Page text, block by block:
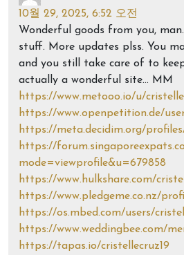
10월 29, 2025, 6:52 오전
Wonderful goods from you,
stuff. More updates plss. You
and you still take care of to
actually a wonderful site… MM
https://www.metooo.io/u/
https://www.openpetition.de/
https://meta.decidim.org/
https://
mode=viewprofile&u=679858
https://www.hulkshare.com/
https://www.pledgeme.co.nz/
https://os.mbed.com/users/
https://www.weddingbee.com/
https://tapas.io/cristellecruz19